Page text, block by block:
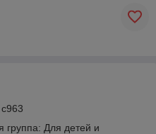
группа: Для детей и